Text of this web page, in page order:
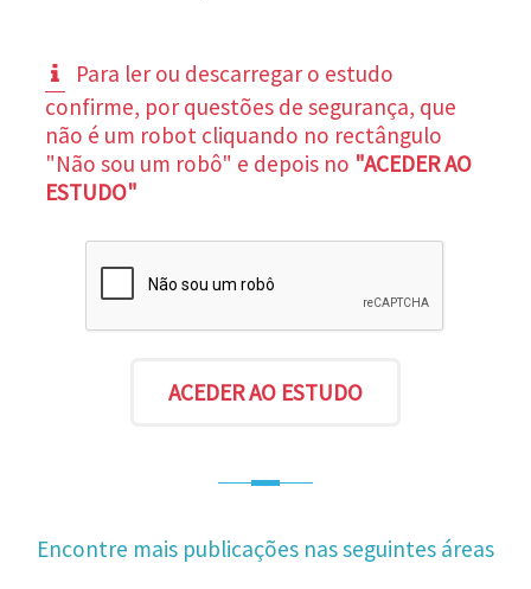
Para ler ou descarregar o estudo
confirme, por questões de segurança, que
não é um robot cliquando no rectângulo
"Não sou um robô" e depois no "ACEDER AO
ESTUDO"
Encontre mais publicações nas seguintes áreas